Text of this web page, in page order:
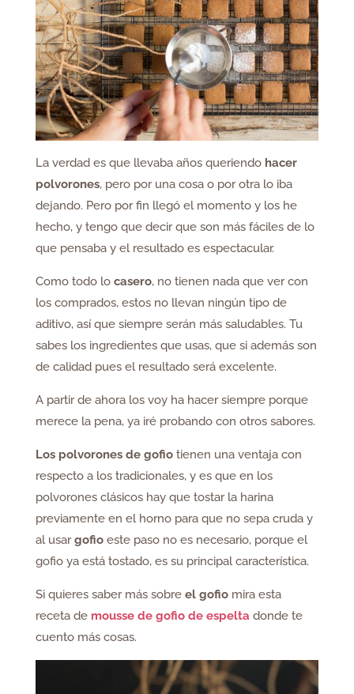
La verdad es que llevaba años queriendo hacer
polvorones, pero por una cosa o por otra lo iba
dejando. Pero por fin llegó el momento y los he
hecho, y tengo que decir que son más fáciles de lo
que pensaba y el resultado es espectacular.
Como todo lo casero, no tienen nada que ver con
los comprados, estos no llevan ningún tipo de
aditivo, así que siempre serán más saludables. Tu
sabes los ingredientes que usas, que si además son
de calidad pues el resultado será excelente.
A partir de ahora los voy ha hacer siempre porque
merece la pena, ya iré probando con otros sabores.
Los polvorones de gofiotienen una ventaja con
respecto a los tradicionales, y es que en los
polvorones clásicos hay que tostar la harina
previamente en el horno para que no sepa cruda y
al usargofioeste paso no es necesario, porque el
gofio ya está tostado, es su principal característica.
Si quieres saber más sobre el gofiomira esta
receta de mousse de gofio de espelta donde te
cuento más cosas.